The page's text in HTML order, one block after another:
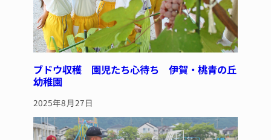
ブドウ収穫 園児たち心待ち 伊賀・桃青の丘
幼稚園
2025年8月27日